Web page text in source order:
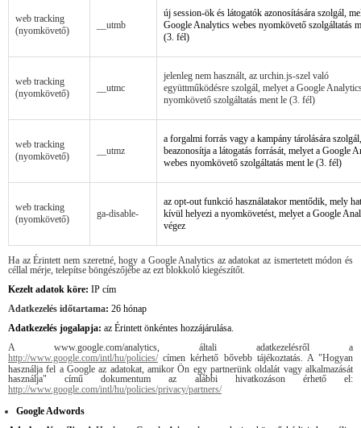
web tracking
(nyomkövető)
__utmb
új session-ök és látogatók azonosítására szolgál,
Google Analytics webes nyomkövető szolgáltatás
(3. fél)
web tracking
(nyomkövető)
__utmc
jelenleg nem használt, az urchin.js-szel való
együttműködésre szolgál, melyet a Google
nyomkövető szolgáltatás ment le (3. fél)
web tracking
(nyomkövető)
__utmz
a forgalmi forrás vagy a kampány tárolására
beazonosítja a látogatás forrását, melyet a Google
webes nyomkövető szolgáltatás ment le (3. fél)
web tracking
(nyomkövető)
ga-disable-
az opt-out funkció használatakor mentődik, mely
kívül helyezi a nyomkövetést, melyet a Google
végez
Ha az Érintett nem szeretné, hogy a Google Analytics az adatokat az ismertetett módon és
céllal mérje, telepítse böngészőjébe az ezt blokkoló kiegészítőt.
Kezelt adatok köre: IP cím
Adatkezelés időtartama: 26 hónap
Adatkezelés jogalapja: az Érintett önkéntes hozzájárulása.
A www.google.com/analytics, általi adatkezelésről a
http://www.google.com/intl/hu/policies/címen kérhető bővebb tájékoztatás. A "Hogyan
használja fel a Google az adatokat, amikor Ön egy partnerünk oldalát vagy alkalmazását
használja" című dokumentum az alábbi hivatkozáson érhető el:
http://www.google.com/intl/hu/policies/privacy/partners/
GoogleAdwords